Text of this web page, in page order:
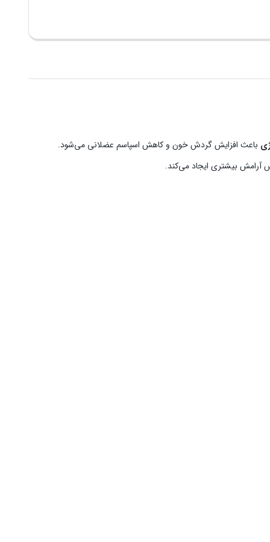
باعث افزایش گردش خون و کاهش اسپاسم عضلانی می‌شود.
آرامش بیشتری ایجاد می‌کند.